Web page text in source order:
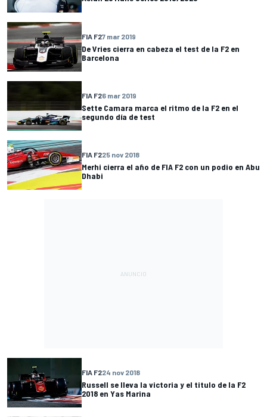
FIA F27 mar 2019
De Vries cierra en cabeza el test de la F2 en
Barcelona
FIA F26 mar 2019
Sette Camara marca el ritmo de la F2 en el
segundo día de test
FIA F225 nov 2018
Merhi cierra el año de FIA F2 con un podio en Abu
Dhabi
FIA F224 nov 2018
Russell se lleva la victoria y el titulo de la F2
2018 en Yas Marina